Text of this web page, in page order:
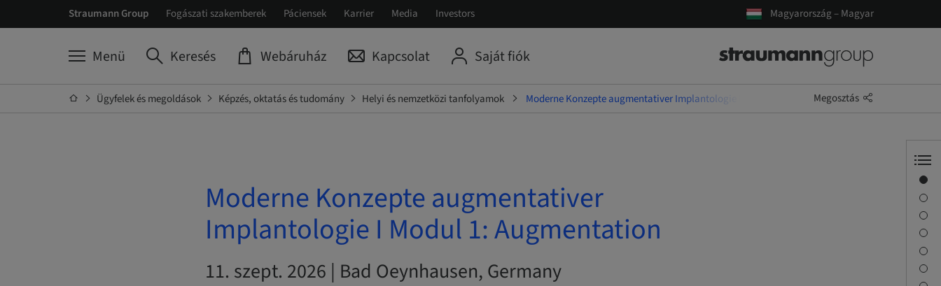
Straumann Group Fogászati szakemberek Páciensek Karrier Media Investors Magyarország – Magyar
Menü Keresés Webáruház Kapcsolat Saját fiók
Ügyfelek és megoldások Képzés, oktatás és tudomány Helyi és nemzetközi tanfolyamok Moderne Konzepte augmentativer Implantologie I Modul 1: Augmentation
Megosztás
Moderne Konzepte augmentativer
Implantologie I Modul 1: Augmentation
11. szept. 2026 | Bad Oeynhausen, Germany